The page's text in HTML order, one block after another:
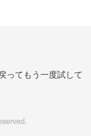
ってもう一度試して